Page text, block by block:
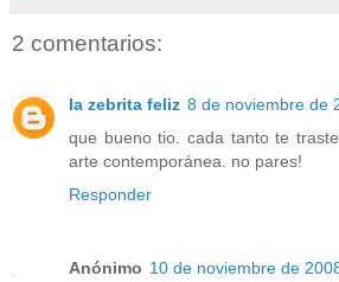
2 comentarios:
la zebrita feliz 8 de noviembre de
que bueno tio. cada tanto te
arte contemporánea. no pares!
Responder
Anónimo 10 de noviembre de